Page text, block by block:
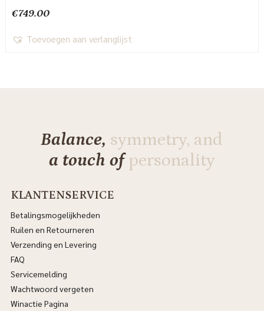
€749.00
Toevoegen aan verlanglijst
Balance, symmetry, and
a touch ofpersonality
KLANTENSERVICE
Betalingsmogelijkheden
Ruilen en Retourneren
Verzending en Levering
FAQ
Servicemelding
Wachtwoord vergeten
Winactie Pagina